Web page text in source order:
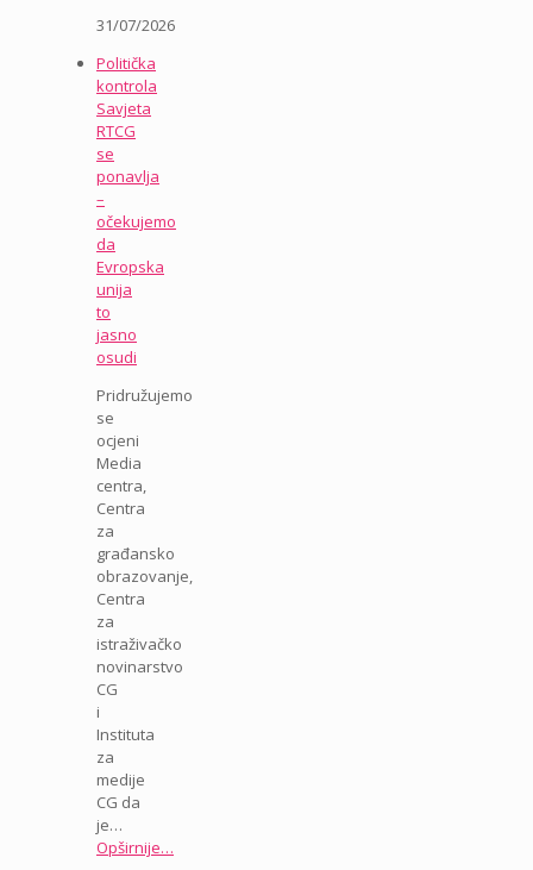
31/07/2026
Politička
kontrola
Savjeta
RTCG
se
ponavlja
–
očekujemo
da
Evropska
unija
to
jasno
osudi
Pridružujemo
se
ocjeni
Media
centra,
Centra
za
građansko
obrazovanje,
Centra
za
istraživačko
novinarstvo
CG
i
Instituta
za
medije
CG da
je…
Opširnije…